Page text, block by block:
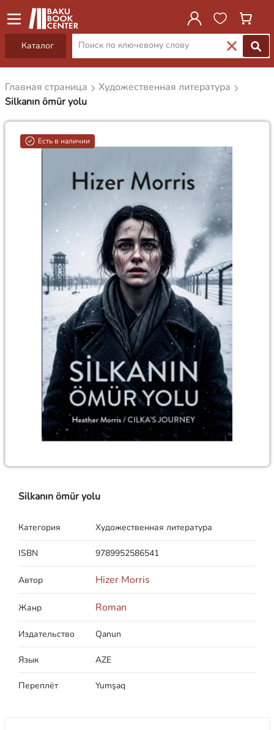
Каталог
Главная страница
Художественная литература
Silkanın ömür yolu
Есть в наличии
Silkanın ömür yolu
Категория Художественная литература
ISBN 9789952586541
Автор Hizer Morris
Жанр Roman
Издательство Qanun
Язык AZE
Переплёт Yumşaq